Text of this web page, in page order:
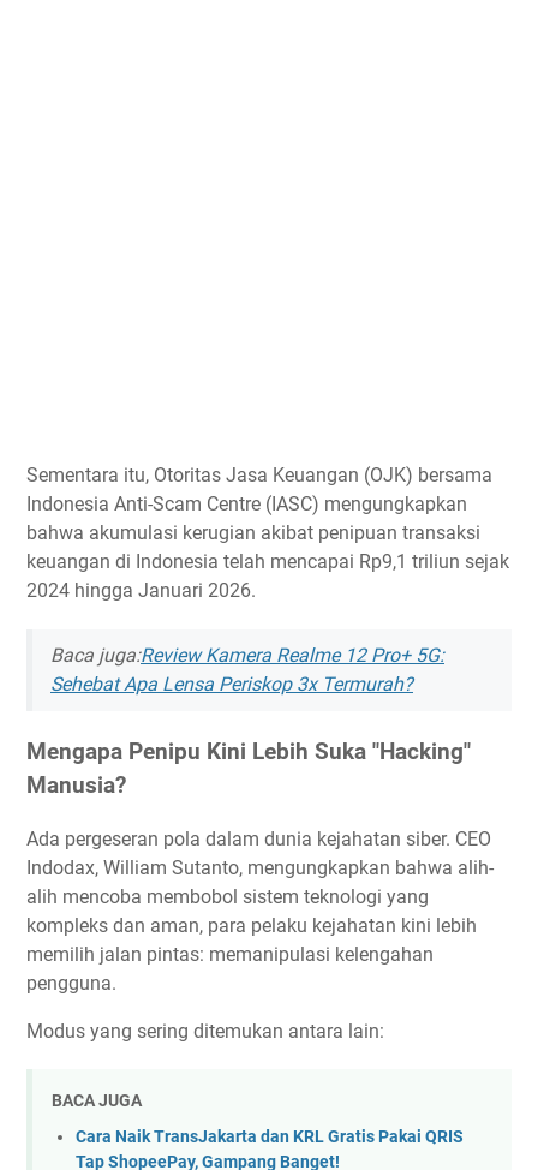
Sementara itu, Otoritas Jasa Keuangan (OJK) bersama
Indonesia Anti-Scam Centre (IASC) mengungkapkan
bahwa akumulasi kerugian akibat penipuan transaksi
keuangan di Indonesia telah mencapai Rp9,1 triliun sejak
2024 hingga Januari 2026.
Baca juga:Review Kamera Realme 12 Pro+ 5G:
Sehebat Apa Lensa Periskop 3x Termurah?
Mengapa Penipu Kini Lebih Suka "Hacking"
Manusia?
Ada pergeseran pola dalam dunia kejahatan siber. CEO
Indodax, William Sutanto, mengungkapkan bahwa alih-
alih mencoba membobol sistem teknologi yang
kompleks dan aman, para pelaku kejahatan kini lebih
memilih jalan pintas: memanipulasi kelengahan
pengguna.
Modus yang sering ditemukan antara lain:
BACA JUGA
Cara Naik TransJakarta dan KRL Gratis Pakai QRIS
Tap ShopeePay, Gampang Banget!